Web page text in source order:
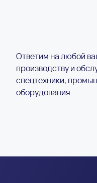
Ответим на любой
производству и
спецтехники,
оборудования.